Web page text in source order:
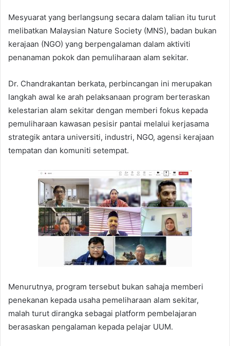
Mesyuarat yang berlangsung secara dalam talian itu turut
melibatkan Malaysian Nature Society (MNS), badan bukan
kerajaan (NGO) yang berpengalaman dalam aktiviti
penanaman pokok dan pemuliharaan alam sekitar.
Dr. Chandrakantan berkata, perbincangan ini merupakan
langkah awal ke arah pelaksanaan program berteraskan
kelestarian alam sekitar dengan memberi fokus kepada
pemuliharaan kawasan pesisir pantai melalui kerjasama
strategik antara universiti, industri, NGO, agensi kerajaan
tempatan dan komuniti setempat.
Menurutnya, program tersebut bukan sahaja memberi
penekanan kepada usaha pemeliharaan alam sekitar,
malah turut dirangka sebagai platform pembelajaran
berasaskan pengalaman kepada pelajar UUM.